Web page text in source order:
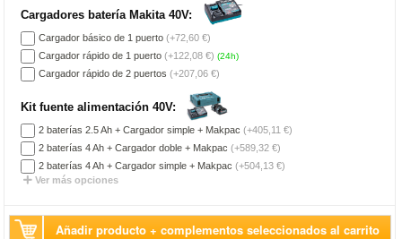
Cargadores batería Makita 40V:
Cargador básico de 1 puerto (+72,60 €)
Cargador rápido de 1 puerto (+122,08 €) (24h)
Cargador rápido de 2 puertos (+207,06 €)
Kit fuente alimentación 40V:
2 baterías 2.5 Ah + Cargador simple + Makpac (+405,11 €)
2 baterías 4 Ah + Cargador doble + Makpac (+589,32 €)
2 baterías 4 Ah + Cargador simple + Makpac (+504,13 €)
Ver más opciones
Añadir producto + complementos seleccionados al carrito